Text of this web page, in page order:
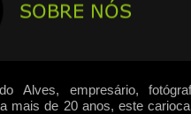
Alves, empresário,
mais de 20 anos, este